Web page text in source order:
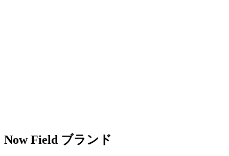
Now Field ブランド